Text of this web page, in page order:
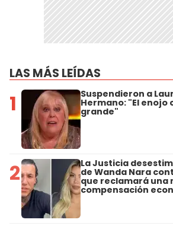
LAS MÁS LEÍDAS
1 Suspendieron a
Hermano: "El enojo
grande"
2 La Justicia
de Wanda Nara
que reclamará una
compensación